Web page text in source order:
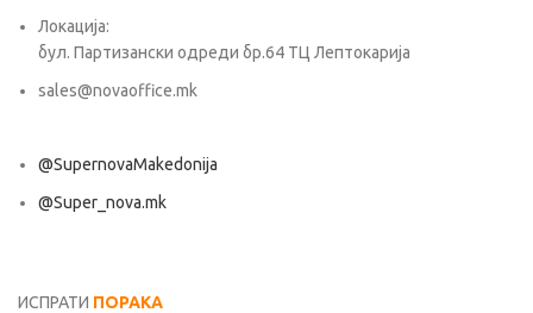
Локација:
бул. Партизански одреди бр.64 ТЦ Лептокарија
sales@novaoffice.mk
@SupernovaMakedonija
@Super_nova.mk
ИСПРАТИ ПОРАКА